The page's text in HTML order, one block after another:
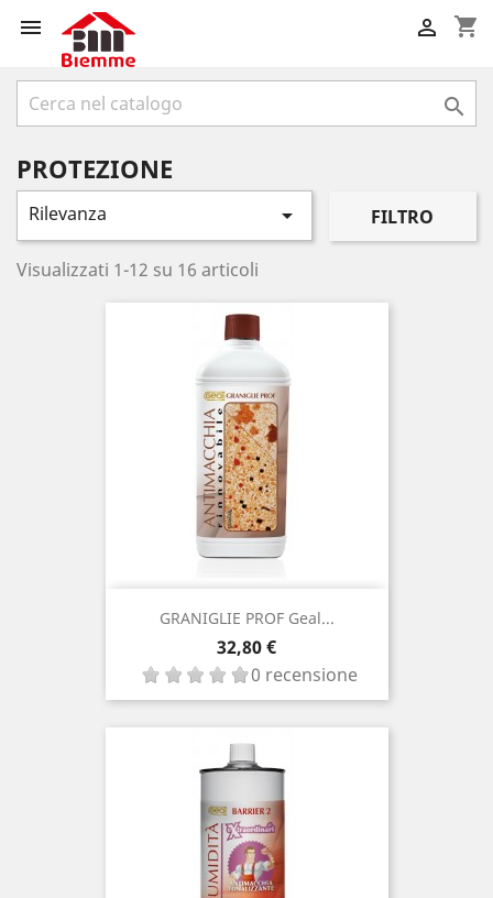
 shopping_cart


PROTEZIONE
Rilevanza  FILTRO
Visualizzati 1-12 su 16 articoli
GRANIGLIE PROF Geal...
Prezzo
32,80 €
0 recensione